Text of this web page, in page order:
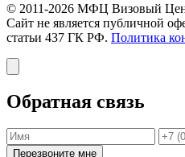
© 2011-2026 МФЦ Визовый
Сайт не является публичной
статьи 437 ГК РФ. Политика
Обратная связь
Перезвоните мне